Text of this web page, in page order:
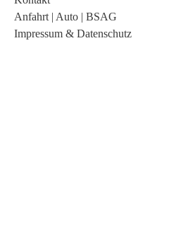
Anfahrt | Auto | BSAG
Impressum & Datenschutz